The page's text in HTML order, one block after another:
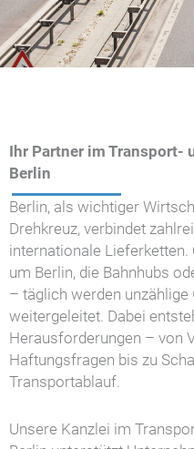
Ihr Partner im Transport-
Berlin
Berlin, als wichtiger
Drehkreuz, verbindet
internationale Lieferketten.
um Berlin, die Bahnhubs
– täglich werden
weitergeleitet. Dabei
Herausforderungen – von
Haftungsfragen bis zu
Transportablauf.
Unsere Kanzlei im